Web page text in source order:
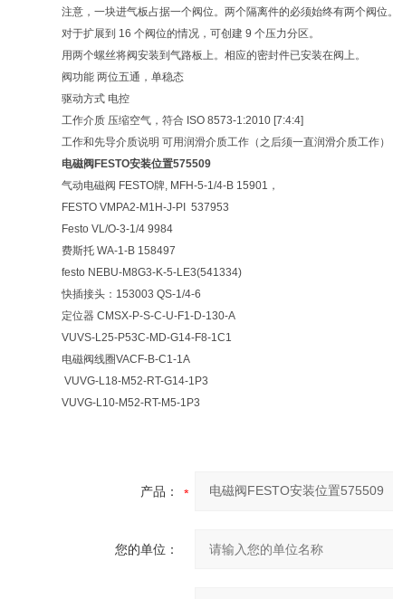
注意，一块进气板占据一个阀位。两个隔离件的必须始终有两个阀位。
对于扩展到 16 个阀位的情况，可创建 9 个压力分区。
用两个螺丝将阀安装到气路板上。相应的密封件已安装在阀上。
阀功能 两位五通，单稳态
驱动方式 电控
工作介质 压缩空气，符合 ISO 8573-1:2010 [7:4:4]
工作和先导介质说明 可用润滑介质工作（之后须一直润滑介质工作）
电磁阀FESTO安装位置575509
气动电磁阀 FESTO牌, MFH-5-1/4-B 15901，
FESTO VMPA2-M1H-J-PI 537953
Festo VL/O-3-1/4 9984
费斯托 WA-1-B 158497
festo NEBU-M8G3-K-5-LE3(541334)
快插接头：153003 QS-1/4-6
定位器 CMSX-P-S-C-U-F1-D-130-A
VUVS-L25-P53C-MD-G14-F8-1C1
电磁阀线圈VACF-B-C1-1A
VUVG-L18-M52-RT-G14-1P3
VUVG-L10-M52-RT-M5-1P3
产品：
您的单位：